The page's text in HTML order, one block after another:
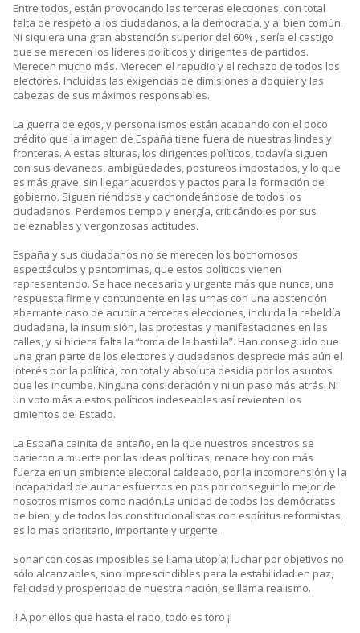
Entre todos, están provocando las terceras elecciones, con total
falta de respeto a los ciudadanos, a la democracia, y al bien común.
Ni siquiera una gran abstención superior del 60% , sería el castigo
que se merecen los líderes políticos y dirigentes de partidos.
Merecen mucho más. Merecen el repudio y el rechazo de todos los
electores. Incluidas las exigencias de dimisiones a doquier y las
cabezas de sus máximos responsables.
La guerra de egos, y personalismos están acabando con el poco
crédito que la imagen de España tiene fuera de nuestras lindes y
fronteras. A estas alturas, los dirigentes políticos, todavía siguen
con sus devaneos, ambigüedades, postureos impostados, y lo que
es más grave, sin llegar acuerdos y pactos para la formación de
gobierno. Siguen riéndose y cachondeándose de todos los
ciudadanos. Perdemos tiempo y energía, criticándoles por sus
deleznables y vergonzosas actitudes.
España y sus ciudadanos no se merecen los bochornosos
espectáculos y pantomimas, que estos políticos vienen
representando. Se hace necesario y urgente más que nunca, una
respuesta firme y contundente en las urnas con una abstención
aberrante caso de acudir a terceras elecciones, incluida la rebeldía
ciudadana, la insumisión, las protestas y manifestaciones en las
calles, y si hiciera falta la “toma de la bastilla”. Han conseguido que
una gran parte de los electores y ciudadanos desprecie más aún el
interés por la política, con total y absoluta desidia por los asuntos
que les incumbe. Ninguna consideración y ni un paso más atrás. Ni
un voto más a estos políticos indeseables así revienten los
cimientos del Estado.
La España cainita de antaño, en la que nuestros ancestros se
batieron a muerte por las ideas políticas, renace hoy con más
fuerza en un ambiente electoral caldeado, por la incomprensión y la
incapacidad de aunar esfuerzos en pos por conseguir lo mejor de
nosotros mismos como nación.La unidad de todos los demócratas
de bien, y de todos los constitucionalistas con espíritus reformistas,
es lo mas prioritario, importante y urgente.
Soñar con cosas imposibles se llama utopía; luchar por objetivos no
sólo alcanzables, sino imprescindibles para la estabilidad en paz,
felicidad y prosperidad de nuestra nación, se llama realismo.
¡! A por ellos que hasta el rabo, todo es toro ¡!